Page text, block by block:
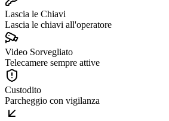
Lascia le Chiavi
Lascia le chiavi all'operatore
Video Sorvegliato
Telecamere sempre attive
Custodito
Parcheggio con vigilanza